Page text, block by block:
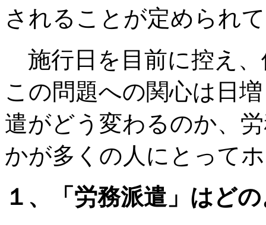
されることが定められ
施行日を目前に控え
この問題への関心は日
遣がどう変わるのか、
かが多くの人にとって
１、「労務派遣」はど